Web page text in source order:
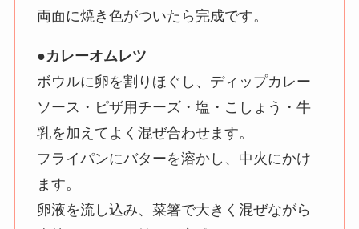
両面に焼き色がついたら完成です。
●カレーオムレツ
ボウルに卵を割りほぐし、ディップカレー
ソース・ピザ用チーズ・塩・こしょう・牛
乳を加えてよく混ぜ合わせます。
フライパンにバターを溶かし、中火にかけ
ます。
卵液を流し込み、菜箸で大きく混ぜながら